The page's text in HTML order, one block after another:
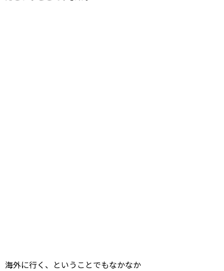
海外に行く、ということでもなかなか